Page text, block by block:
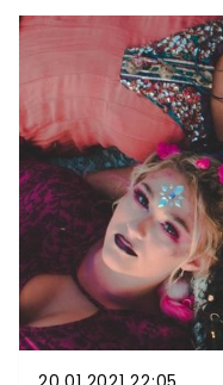
nie wiedzą, czy
wyznania, czy
zodiaki, z którymi
najłatwiejszych!
zapalczywość,
są wśród nas znaki
cechy w miłości.
o zawrót głowy. Są
wielkich emocji, na
namiętność.